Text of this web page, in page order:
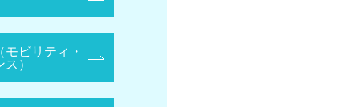
ビリティ・
）